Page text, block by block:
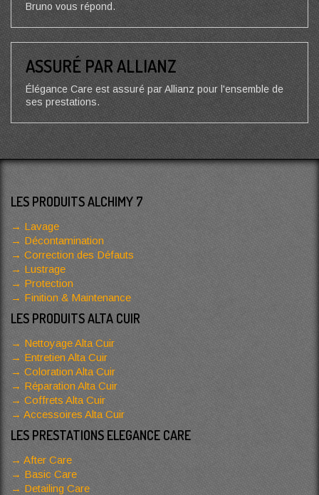
Bruno vous répond.
ASSURÉ PAR ALLIANZ
Élégance Care est assuré par Allianz pour l'ensemble de
ses prestations.
LES PRODUITS ALCHIMY 7
Lavage
Décontamination
Correction des Défauts
Lustrage
Protection
Finition & Maintenance
LES PRODUITS ALTA CUIR
Nettoyage Alta Cuir
Entretien Alta Cuir
Coloration Alta Cuir
Réparation Alta Cuir
Coffrets Alta Cuir
Accessoires Alta Cuir
LES PRESTATIONS ELEGANCE CARE
After Care
Basic Care
Detailing Care